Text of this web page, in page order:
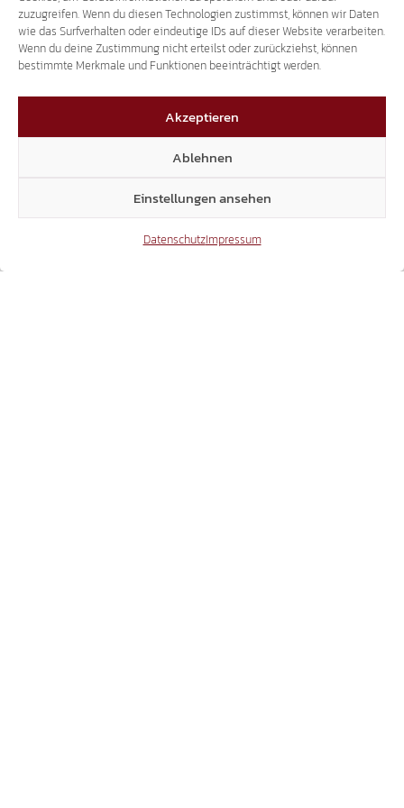
zuzugreifen. Wenn du diesen Technologien zustimmst, können wir Daten
wie das Surfverhalten oder eindeutige IDs auf dieser Website verarbeiten.
Wenn du deine Zustimmung nicht erteilst oder zurückziehst, können
bestimmte Merkmale und Funktionen beeinträchtigt werden.
Akzeptieren
Ablehnen
Einstellungen ansehen
DatenschutzImpressum